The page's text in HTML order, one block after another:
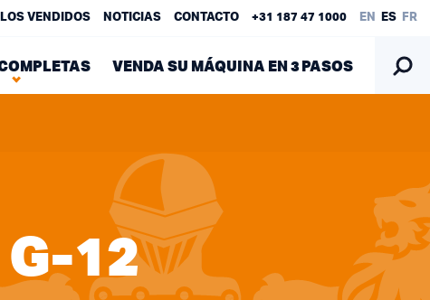
VENDIDOS NOTICIAS CONTACTO +31 187 47 1000 EN ES FR
VENDA SU MÁQUINA EN 3 PASOS
12